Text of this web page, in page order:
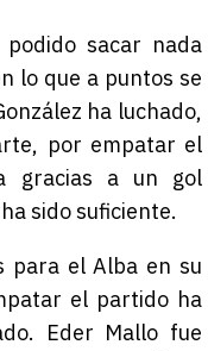
sacar nada
lo que a puntos se
ha luchado,
por empatar el
gracias a un gol
sido suficiente.
para el Alba en su
el partido ha
Eder Mallo fue